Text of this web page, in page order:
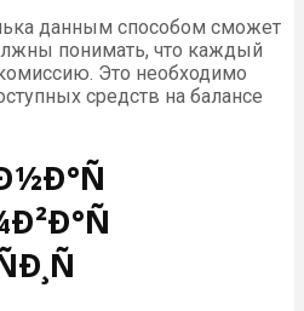
данным способом сможет
понимать, что каждый
Это необходимо
средств на балансе